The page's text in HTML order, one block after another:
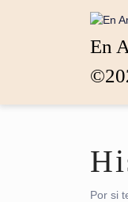
En
Por si